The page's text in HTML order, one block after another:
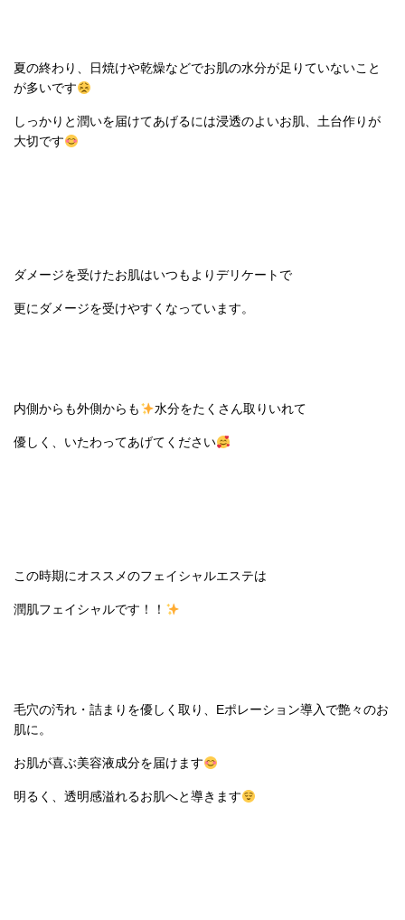
夏の終わり、日焼けや乾燥などでお肌の水分が足りていないこと
が多いです
しっかりと潤いを届けてあげるには浸透のよいお肌、土台作りが
大切です
ダメージを受けたお肌はいつもよりデリケートで
更にダメージを受けやすくなっています。
内側からも外側からも 水分をたくさん取りいれて
優しく、いたわってあげてください
この時期にオススメのフェイシャルエステは
潤肌フェイシャルです！！
毛穴の汚れ・詰まりを優しく取り、Eポレーション導入で艶々のお
肌に。
お肌が喜ぶ美容液成分を届けます
明るく、透明感溢れるお肌へと導きます